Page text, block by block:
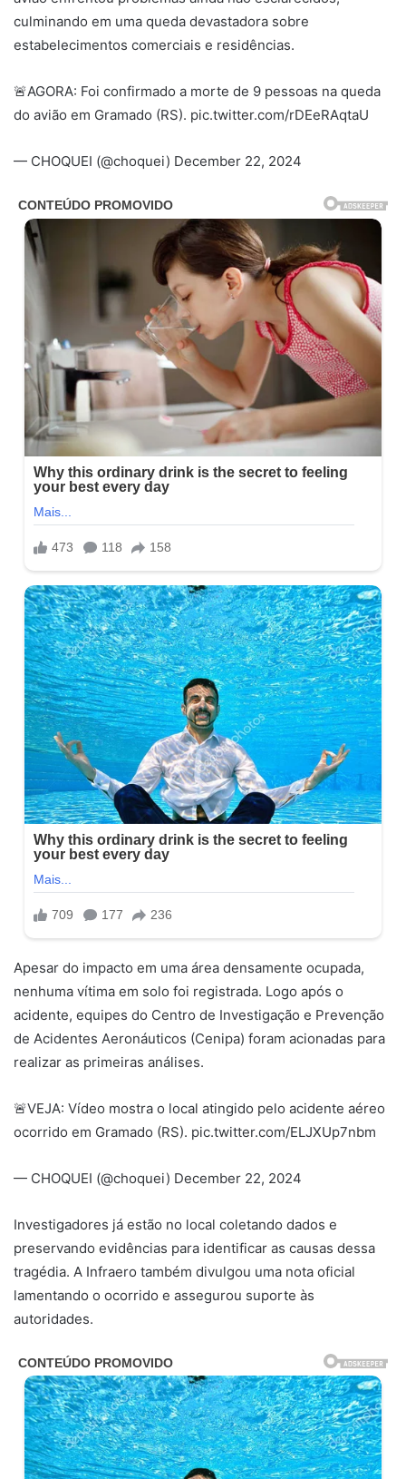
culminando em uma queda devastadora sobre
estabelecimentos comerciais e residências.
🚨AGORA: Foi confirmado a morte de 9 pessoas na queda
do avião em Gramado (RS). pic.twitter.com/rDEeRAqtaU
— CHOQUEI (@choquei) December 22, 2024
Apesar do impacto em uma área densamente ocupada,
nenhuma vítima em solo foi registrada. Logo após o
acidente, equipes do Centro de Investigação e Prevenção
de Acidentes Aeronáuticos (Cenipa) foram acionadas para
realizar as primeiras análises.
🚨VEJA: Vídeo mostra o local atingido pelo acidente aéreo
ocorrido em Gramado (RS). pic.twitter.com/ELJXUp7nbm
— CHOQUEI (@choquei) December 22, 2024
Investigadores já estão no local coletando dados e
preservando evidências para identificar as causas dessa
tragédia. A Infraero também divulgou uma nota oficial
lamentando o ocorrido e assegurou suporte às
autoridades.